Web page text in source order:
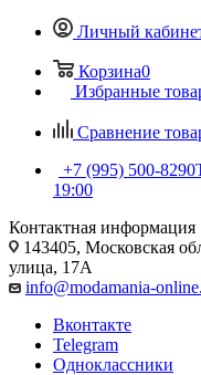
Личный
Корзина0
Избранные
Сравнение
+7 (995) 500-8290
19:00
Контактная информация
143405, Московская
улица, 17А
info@modamania-
Вконтакте
Telegram
Одноклассники